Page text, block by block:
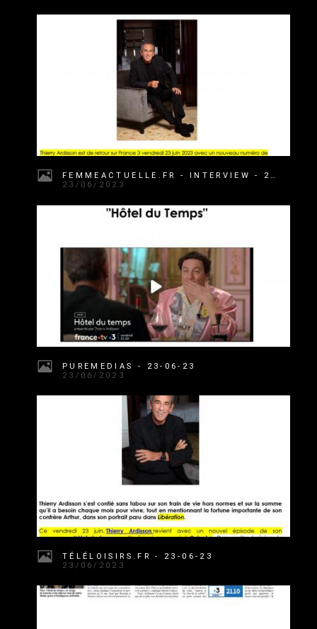
FEMMEACTUELLE.FR - INTERVIEW - 23-06-23
23/06/2023
PUREMEDIAS - 23-06-23
23/06/2023
TÉLÉLOISIRS.FR - 23-06-23
23/06/2023